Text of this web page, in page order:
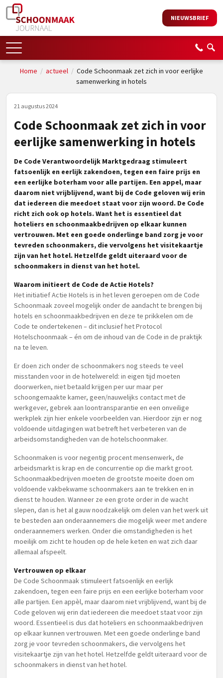
NIEUWSBRIEF
Home / actueel / Code Schoonmaak zet zich in voor eerlijke
samenwerking in hotels
21 augustus 2024
Code Schoonmaak zet zich in voor
eerlijke samenwerking in hotels
De Code Verantwoordelijk Marktgedraag stimuleert
fatsoenlijk en eerlijk zakendoen, tegen een faire prijs en
een eerlijke boterham voor alle partijen. Een appel, maar
daarom niet vrijblijvend, want bij de Code geloven wij erin
dat iedereen die meedoet staat voor zijn woord. De Code
richt zich ook op hotels. Want het is essentieel dat
hoteliers en schoonmaakbedrijven op elkaar kunnen
vertrouwen. Met een goede onderlinge band zorg je voor
tevreden schoonmakers, die vervolgens het visitekaartje
zijn van het hotel. Hetzelfde geldt uiteraard voor de
schoonmakers in dienst van het hotel.
Waarom initieert de Code de Actie Hotels?
Het initiatief Actie Hotels is in het leven geroepen om de Code
Schoonmaak zoveel mogelijk onder de aandacht te brengen bij
hotels en schoonmaakbedrijven en deze te prikkelen om de
Code te ondertekenen – dit inclusief het Protocol
Hotelschoonmaak – én om de inhoud van de Code in de praktijk
na te leven.
Er doen zich onder de schoonmakers nog steeds te veel
misstanden voor in de hotelwereld: in eigen tijd moeten
doorwerken, niet betaald krijgen per uur maar per
schoongemaakte kamer, geen/nauwelijks contact met de
werkgever, gebrek aan loontransparantie en een onveilige
werkplek zijn hier enkele voorbeelden van. Hierdoor zijn er nog
voldoende uitdagingen wat betreft het verbeteren van de
arbeidsomstandigheden van de hotelschoonmaker.
Schoonmaken is voor negentig procent mensenwerk, de
arbeidsmarkt is krap en de concurrentie op die markt groot.
Schoonmaakbedrijven moeten de grootste moeite doen om
voldoende vakbekwame schoonmakers aan te trekken en in
dienst te houden. Wanneer ze een grote order in de wacht
slepen, dan is het al gauw noodzakelijk om delen van het werk uit
te besteden aan onderaannemers die mogelijk weer met andere
onderaannemers werken. Onder die omstandigheden is het
moeilijk om zicht te houden op de hele keten en wat zich daar
allemaal afspeelt.
Vertrouwen op elkaar
De Code Schoonmaak stimuleert fatsoenlijk en eerlijk
zakendoen, tegen een faire prijs en een eerlijke boterham voor
alle partijen. Een appèl, maar daarom niet vrijblijvend, want bij de
Code geloven wij erin dat iedereen die meedoet staat voor zijn
woord. Essentieel is dus dat hoteliers en schoonmaakbedrijven
op elkaar kunnen vertrouwen. Met een goede onderlinge band
zorg je voor tevreden schoonmakers, die vervolgens het
visitekaartje zijn van het hotel. Hetzelfde geldt uiteraard voor de
schoonmakers in dienst van het hotel.